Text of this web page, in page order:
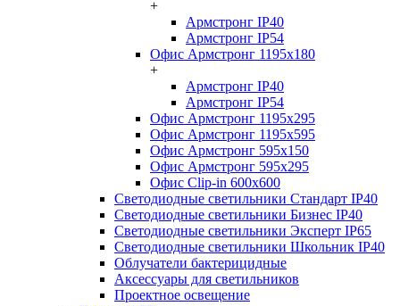
+
Армстронг IP40
Армстронг IP54
Офис Армстронг 1195x180
+
Армстронг IP40
Армстронг IP54
Офис Армстронг 1195x295
Офис Армстронг 1195x595
Офис Армстронг 595x150
Офис Армстронг 595x295
Офис Clip-in 600x600
Светодиодные светильники Стандарт IP40
Светодиодные светильники Бизнес IP40
Светодиодные светильники Эксперт IP65
Светодиодные светильники Школьник IP40
Облучатели бактерицидные
Аксессуары для светильников
Проектное освещение